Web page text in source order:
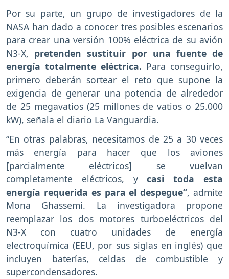
Por su parte, un grupo de investigadores de la
NASA han dado a conocer tres posibles escenarios
para crear una versión 100% eléctrica de su avión
N3-X, pretenden sustituir por una fuente de
energía totalmente eléctrica. Para conseguirlo,
primero deberán sortear el reto que supone la
exigencia de generar una potencia de alrededor
de 25 megavatios (25 millones de vatios o 25.000
kW), señala el diario La Vanguardia.
“En otras palabras, necesitamos de 25 a 30 veces
más energía para hacer que los aviones
[parcialmente eléctricos] se vuelvan
completamente eléctricos, ycasi toda esta
energía requerida es para el despegue”, admite
Mona Ghassemi. La investigadora propone
reemplazar los dos motores turboeléctricos del
N3-X con cuatro unidades de energía
electroquímica (EEU, por sus siglas en inglés) que
incluyen baterías, celdas de combustible y
supercondensadores.